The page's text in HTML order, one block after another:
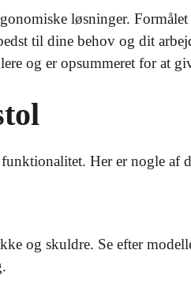
løsninger.
til dine behov og dit
og er opsummeret for at
Her er nogle af
og skuldre. Se efter